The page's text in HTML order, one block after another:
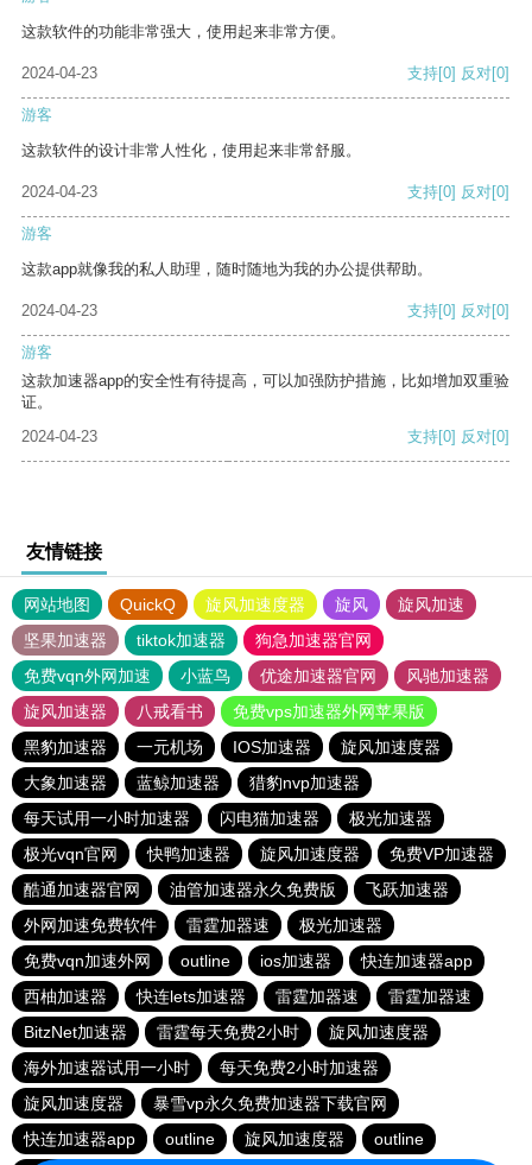
这款软件的功能非常强大，使用起来非常方便。
2024-04-23 支持[0] 反对[0]
游客
这款软件的设计非常人性化，使用起来非常舒服。
2024-04-23 支持[0] 反对[0]
游客
这款app就像我的私人助理，随时随地为我的办公提供帮助。
2024-04-23 支持[0] 反对[0]
游客
这款加速器app的安全性有待提高，可以加强防护措施，比如增加双重验
证。
2024-04-23
支持[0] 反对[0]
友情链接
网站地图 QuickQ 旋风加速度器 旋风
旋风加速
坚果加速器
tiktok加速器
狗急加速器官网
免费vqn外网加速
小蓝鸟 优途加速器官网
风驰加速器
旋风加速器
八戒看书
免费vps加速器外网苹果版
黑豹加速器
一元机场 IOS加速器
旋风加速度器
大象加速器
蓝鲸加速器
猎豹nvp加速器
每天试用一小时加速器
闪电猫加速器
极光加速器
极光vqn官网
快鸭加速器 旋风加速度器
免费VP加速器
酷通加速器官网
油管加速器永久免费版
飞跃加速器
外网加速免费软件
雷霆加器速
极光加速器
免费vqn加速外网
outline ios加速器
快连加速器app
西柚加速器
快连lets加速器 雷霆加器速
雷霆加器速
BitzNet加速器
雷霆每天免费2小时
旋风加速度器
海外加速器试用一小时
每天免费2小时加速器
旋风加速度器
暴雪vp永久免费加速器下载官网
快连加速器app
outline 旋风加速度器 outline